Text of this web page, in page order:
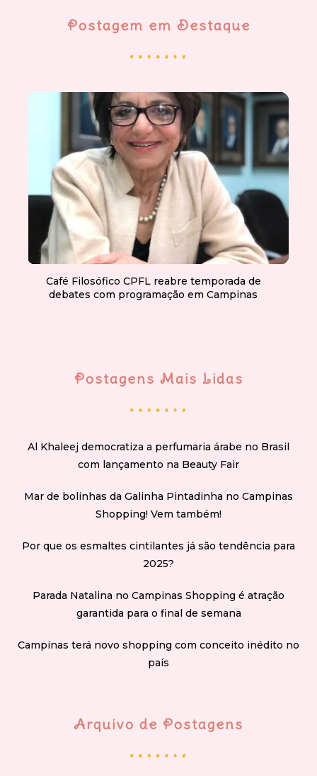
Postagem em Destaque
Café Filosófico CPFL reabre temporada de
debates com programação em Campinas
Postagens Mais Lidas
Al Khaleej democratiza a perfumaria árabe no Brasil
com lançamento na Beauty Fair
Mar de bolinhas da Galinha Pintadinha no Campinas
Shopping! Vem também!
Por que os esmaltes cintilantes já são tendência para
2025?
Parada Natalina no Campinas Shopping é atração
garantida para o final de semana
Campinas terá novo shopping com conceito inédito no
país
Arquivo de Postagens